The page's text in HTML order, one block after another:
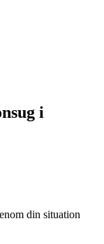
i
din situation